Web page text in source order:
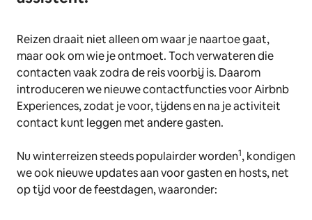
Reizen draait niet alleen om waar je naartoe gaat,
maar ook om wie je ontmoet. Toch verwateren die
contacten vaak zodra de reis voorbij is. Daarom
introduceren we nieuwe contactfuncties voor Airbnb
Experiences, zodat je voor, tijdens en na je activiteit
contact kunt leggen met andere gasten.
Nu winterreizen steeds populairder worden1, kondigen
we ook nieuwe updates aan voor gasten en hosts, net
op tijd voor de feestdagen, waaronder: